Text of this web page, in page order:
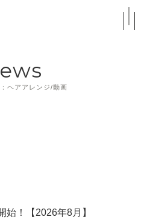
ヘアアレンジ/動画
始！【2026年8月】